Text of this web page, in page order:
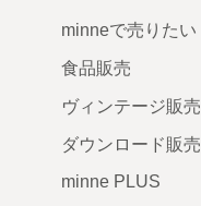
minneで売りたい
食品販売
ヴィンテージ販売
ダウンロード販売
minne PLUS